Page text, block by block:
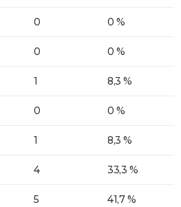
0 0 %
0 0 %
1 8,3 %
0 0 %
1 8,3 %
4 33,3 %
5 41,7 %